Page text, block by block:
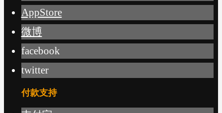
AppStore
微博
facebook
twitter
付款支持